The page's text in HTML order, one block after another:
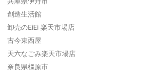
創造生活館
卸売のEiEi 楽天市場店
古今東西屋
天六なごみ楽天市場店
奈良県橿原市